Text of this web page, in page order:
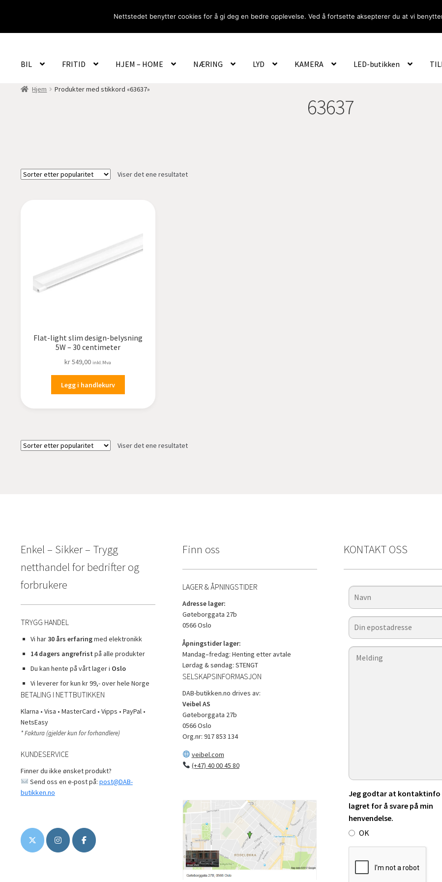
Om Oss Logg
BIL FRITID HJEM – HOME NÆRING LYD KAMERA LED-butikken
Hjem Produkter med stikkord «63637»
63637
Viser det ene resultatet
Flat-light slim design-belysning
5W – 30 centimeter
kr549,00 inkl.Mva
Legg i handlekurv
Viser det ene resultatet
Enkel – Sikker – Trygg
netthandel for bedrifter og
forbrukere
TRYGG HANDEL
Vi har30 års erfaringmed elektronikk
14 dagers angrefrist på alle produkter
Du kan hente på vårt lager i Oslo
Vi leverer for kun kr 99,- over hele Norge
BETALING I NETTBUTIKKEN
Klarna • Visa • MasterCard • Vipps • PayPal •
NetsEasy
* Faktura (gjelder kun for forhandlere)
KUNDESERVICE
Finner du ikke ønsket produkt?
Send oss en e-post på: post@DAB-
butikken.no
Finn oss
LAGER & ÅPNINGSTIDER
Adresse lager:
Gøteborggata 27b
0566 Oslo
Åpningstider lager:
Mandag–fredag: Henting etter avtale
Lørdag & søndag: STENGT
SELSKAPSINFORMASJON
DAB-butikken.no drives av:
Veibel AS
Gøteborggata 27b
0566 Oslo
Org.nr: 917 853 134
veibel.com
(+47) 40 00 45 80
KONTAKT OSS
Jeg godtar at kontaktinfo
lagret for å svare på min
henvendelse.
OK
Nettstedet benytter cookies for å gi deg en bedre opplevelse. Ved å fortsette aksepterer du at vi